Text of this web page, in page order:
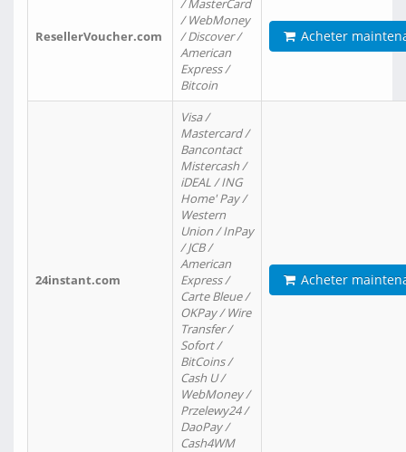
ResellerVoucher.com
/ MasterCard
/ WebMoney
/ Discover /
American
Express /
Bitcoin
Acheter
24instant.com
Visa /
Mastercard /
Bancontact
Mistercash /
iDEAL / ING
Home' Pay /
Western
Union / InPay
/ JCB /
American
Express /
Carte Bleue /
OKPay / Wire
Transfer /
Sofort /
BitCoins /
Cash U /
WebMoney /
Przelewy24 /
DaoPay /
Cash4WM
Acheter